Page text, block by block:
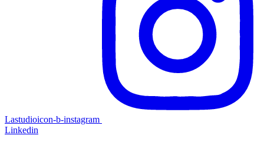
Lastudioicon-b-instagram
Linkedin